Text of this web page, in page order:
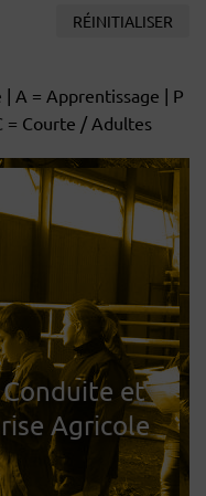
RÉINITIALISER
A = Apprentissage | P
= Courte / Adultes
et
Agricole